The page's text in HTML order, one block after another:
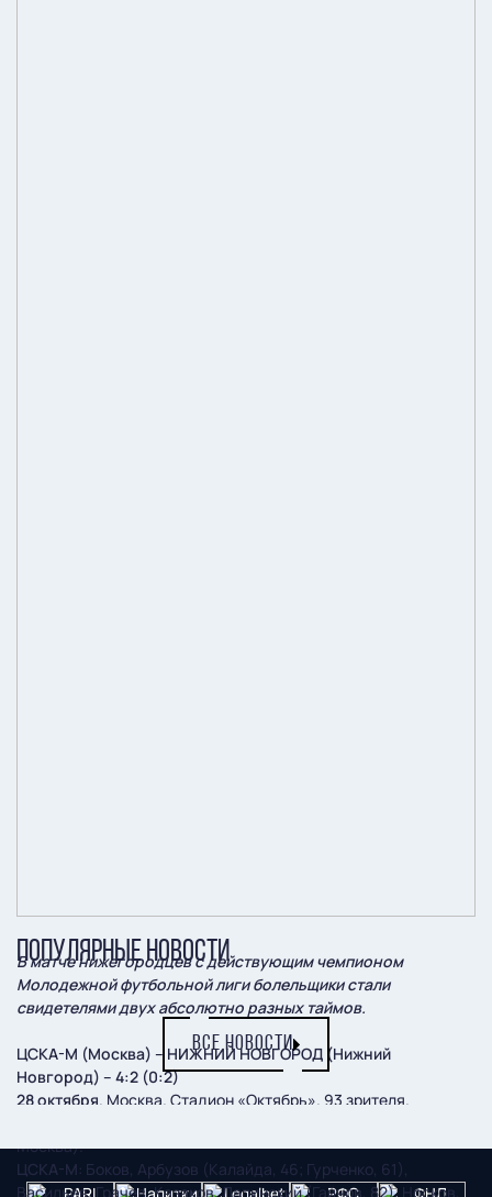
В матче нижегородцев с действующим чемпионом
Молодежной футбольной лиги болельщики стали
свидетелями двух абсолютно разных таймов.
ЦСКА-М (Москва) – НИЖНИЙ НОВГОРОД (Нижний
Новгород) – 4:2 (0:2)
28 октября. Москва. Стадион «Октябрь». 93 зрителя.
Москва).
ЦСКА-М: Боков, Арбузов (Калайда, 46; Гурченко, 61),
Васильев, Грачев, Казаков, Лапинский (Гайнов, 82), Носков,
ПОПУЛЯРНЫЕ НОВОСТИ
ВСЕ НОВОСТИ